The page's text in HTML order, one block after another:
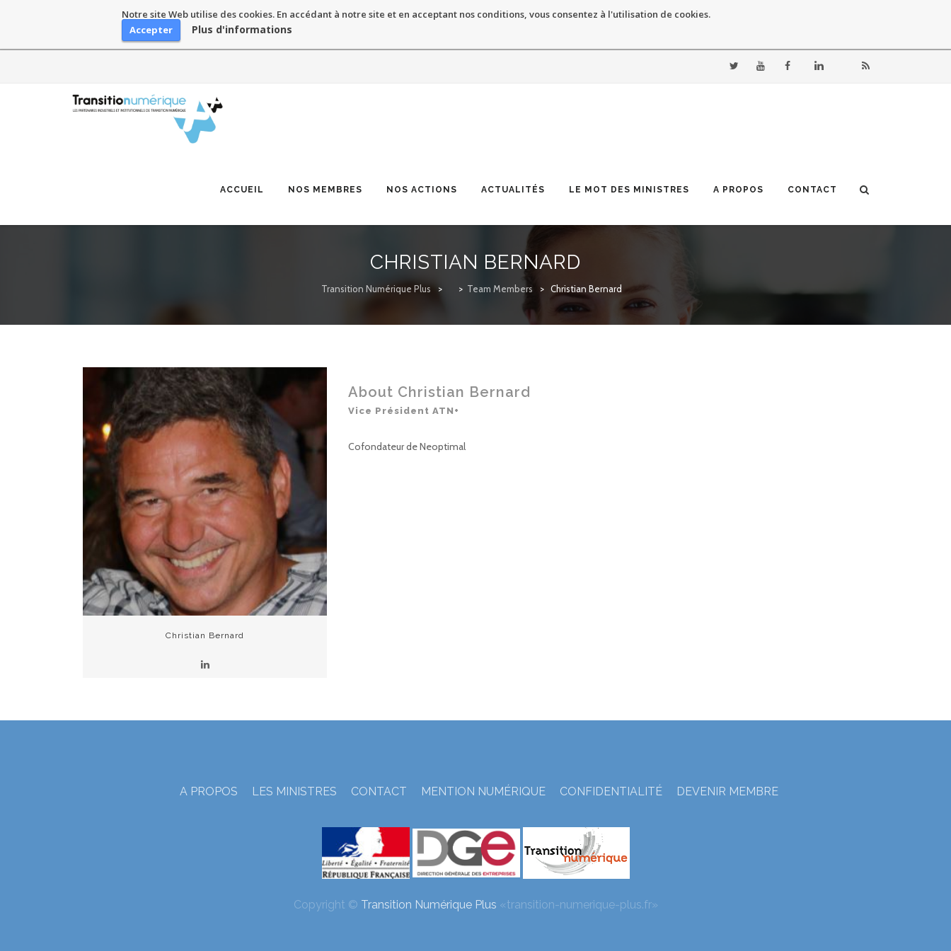
Notre site Web utilise des cookies. En accédant à notre site et en acceptant nos conditions, vous consentez à l'utilisation de cookies.
Accepter
Plus d'informations
content
ACCUEIL NOS MEMBRES NOS ACTIONS ACTUALITÉS LE MOT DES MINISTRES A PROPOS CONTACT
CHRISTIAN BERNARD
Transition Numérique Plus > > Team Members > Christian Bernard
Christian Bernard
About Christian Bernard
Vice Président ATN+
Cofondateur de Neoptimal
A PROPOS LES MINISTRES CONTACT MENTION NUMÉRIQUE CONFIDENTIALITÉ DEVENIR MEMBRE
Copyright © Transition Numérique Plus «transition-numerique-plus.fr»